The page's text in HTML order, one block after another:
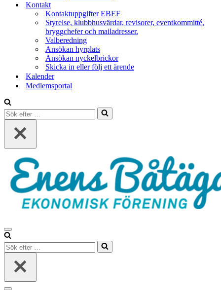
Kontakt
Kontaktuppgifter EBEF
Styrelse, klubbhusvärdar, revisorer, eventkommitté,
bryggchefer och mailadresser.
Valberedning
Ansökan hyrplats
Ansökan nyckelbrickor
Skicka in eller följ ett ärende
Kalender
Medlemsportal
Sök
efter
Navigeringsmeny
Sök
efter
Navigeringsmeny